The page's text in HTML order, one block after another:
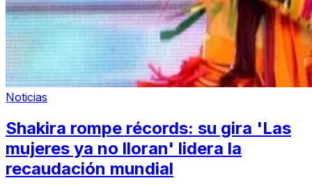
Noticias
Shakira rompe récords: su gira 'Las
mujeres ya no lloran' lidera la
recaudación mundial